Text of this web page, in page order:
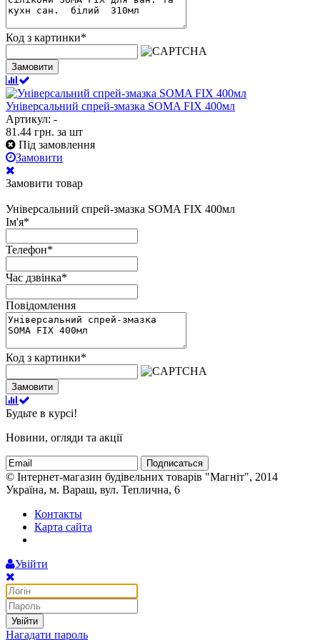
Код з картинки*
Замовити
Універсальний спрей-змазка SOMA FIX 400мл
Артикул: -
81.44 грн. за шт
Під замовлення
Замовити
Замовити товар
Універсальний спрей-змазка SOMA FIX 400мл
Ім'я*
Телефон*
Час дзвінка*
Повідомлення
Код з картинки*
Замовити
Будьте в курсі!
Новини, огляди та акції
Подписаться
© Інтернет-магазин будівельних товарів "Магніт", 2014
Україна, м. Вараш, вул. Теплична, 6
Контакты
Карта сайта
Увійти
Увійти
Нагадати пароль